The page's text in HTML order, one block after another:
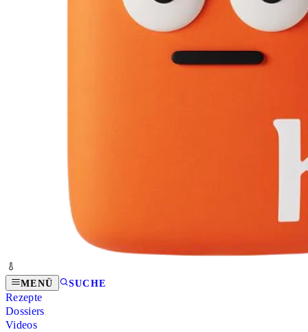
MENÜ SUCHE
Rezepte
Dossiers
Videos